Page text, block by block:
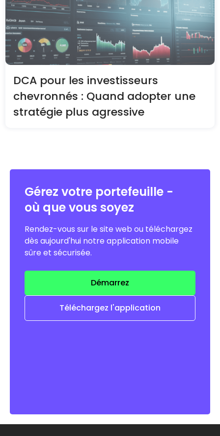
DCA pour les investisseurs
chevronnés : Quand adopter une
stratégie plus agressive
Gérez votre portefeuille -
où que vous soyez
Rendez-vous sur le site web ou téléchargez
dès aujourd'hui notre application mobile
sûre et sécurisée.
Démarrez
Téléchargez l'application